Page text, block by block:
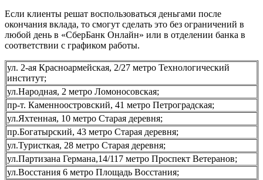
Если клиенты решат воспользоваться деньгами после
окончания вклада, то смогут сделать это без ограничений в
любой день в «СберБанк Онлайн» или в отделении банка в
соответствии с графиком работы.
ул. 2-ая Красноармейская, 2/27 метро Технологический
институт;
ул.Народная, 2 метро Ломоносовская;
пр-т. Каменноостровский, 41 метро Петроградская;
ул.Яхтенная, 10 метро Старая деревня;
пр.Богатырский, 43 метро Старая деревня;
ул.Туристкая, 28 метро Старая деревня;
ул.Партизана Германа,14/117 метро Проспект Ветеранов;
ул.Восстания 6 метро Площадь Восстания;